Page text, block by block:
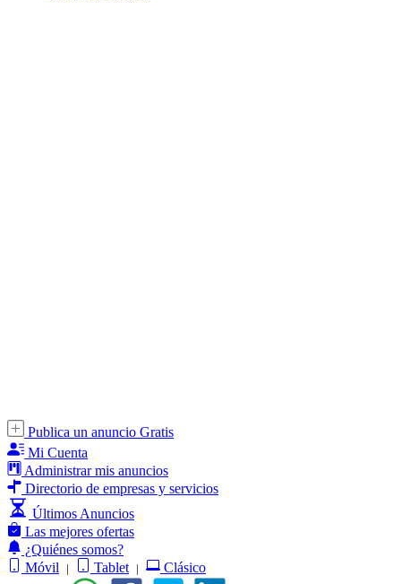
Publica un anuncio Gratis
Mi Cuenta
Administrar mis anuncios
Directorio de empresas y servicios
Últimos Anuncios
Las mejores ofertas
¿Quiénes somos?
Móvil
| Tablet | Clásico